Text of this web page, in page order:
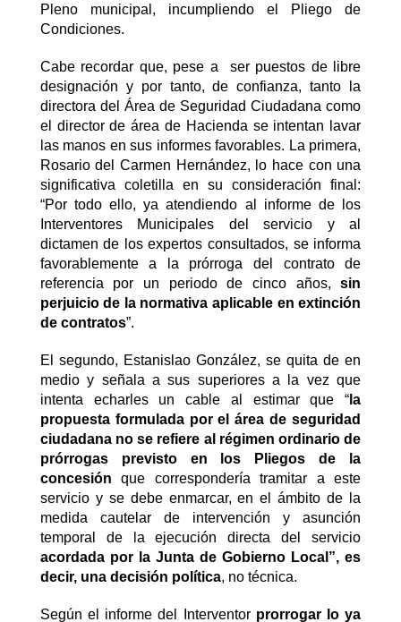
Pleno municipal, incumpliendo el Pliego de
Condiciones.
Cabe recordar que, pese a ser puestos de libre
designación y por tanto, de confianza, tanto la
directora del Área de Seguridad Ciudadana como
el director de área de Hacienda se intentan lavar
las manos en sus informes favorables. La primera,
Rosario del Carmen Hernández, lo hace con una
significativa coletilla en su consideración final:
“Por todo ello, ya atendiendo al informe de los
Interventores Municipales del servicio y al
dictamen de los expertos consultados, se informa
favorablemente a la prórroga del contrato de
referencia por un periodo de cinco años,sin
perjuicio de la normativa aplicable en extinción
de contratos”.
El segundo, Estanislao González, se quita de en
medio y señala a sus superiores a la vez que
intenta echarles un cable al estimar que “ la
propuesta formulada por el área de seguridad
ciudadana no se refiere al régimen ordinario de
prórrogas previsto en los Pliegos de la
concesión que correspondería tramitar a este
servicio y se debe enmarcar, en el ámbito de la
medida cautelar de intervención y asunción
temporal de la ejecución directa del servicio
acordada por la Junta de Gobierno Local”, es
decir, una decisión política, no técnica.
Según el informe del Interventor prorrogar lo ya